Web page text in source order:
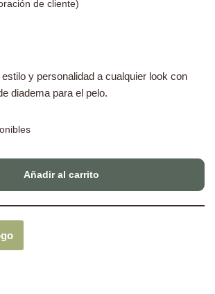
de cliente)
y personalidad a cualquier look con
diadema para el pelo.
Añadir al carrito